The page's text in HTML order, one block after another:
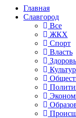
Главная
Славгород
Все
ЖКХ
Спорт
Власть